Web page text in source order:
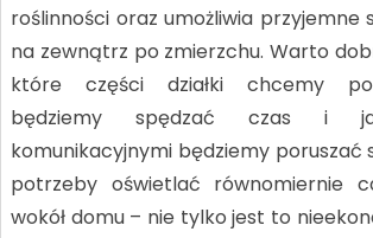
roślinności oraz umożliwia przyjemne
na zewnątrz po zmierzchu. Warto
które części działki chcemy
będziemy spędzać czas i
komunikacyjnymi będziemy poruszać
potrzeby oświetlać równomiernie
wokół domu – nie tylko jest to